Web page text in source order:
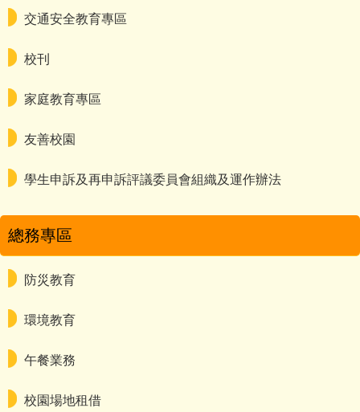
交通安全教育專區
校刊
家庭教育專區
友善校園
學生申訴及再申訴評議委員會組織及運作辦法
總務專區
防災教育
環境教育
午餐業務
校園場地租借